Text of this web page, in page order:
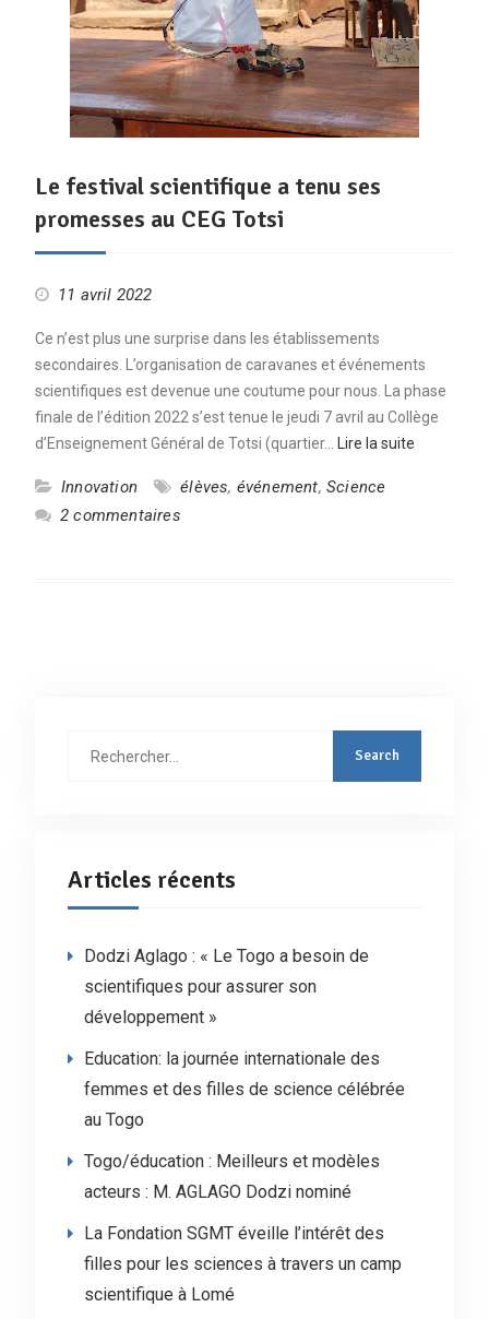
Le festival scientifique a tenu ses
promesses au CEG Totsi
11 avril 2022
Ce n’est plus une surprise dans les établissements
secondaires. L’organisation de caravanes et événements
scientifiques est devenue une coutume pour nous. La phase
finale de l’édition 2022 s’est tenue le jeudi 7 avril au Collège
d’Enseignement Général de Totsi (quartier…
Lire la suite
Innovation élèves, événement, Science
2 commentaires
Articles récents
Dodzi Aglago : « Le Togo a besoin de
scientifiques pour assurer son
développement »
Education: la journée internationale des
femmes et des filles de science célébrée
au Togo
Togo/éducation : Meilleurs et modèles
acteurs : M. AGLAGO Dodzi nominé
La Fondation SGMT éveille l’intérêt des
filles pour les sciences à travers un camp
scientifique à Lomé